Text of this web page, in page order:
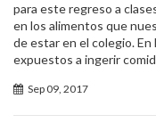
para este regreso a
en los alimentos que
de estar en el colegio.
expuestos a ingerir
Sep 09, 2017